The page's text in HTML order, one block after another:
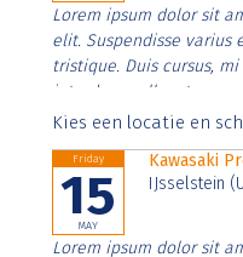
Lorem ipsum dolor sit
elit. Suspendisse varius
tristique. Duis cursus,
interdum nulla, ut
Aenean faucibus nibh
Kies een locatie en
Friday
15
MAY
Kawasaki
IJsselstein
Lorem ipsum dolor sit